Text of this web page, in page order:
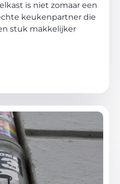
is niet zomaar een
keukenpartner die
stuk makkelijker